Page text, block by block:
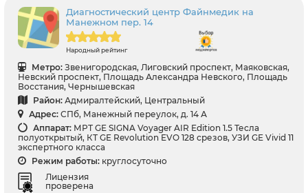
Диагностический центр Файнмедик на
Манежном пер. 14
Народный рейтинг
Метро: Звенигородская, Лиговский проспект, Маяковская,
Невский проспект, Площадь Александра Невского, Площадь
Восстания, Чернышевская
Район: Адмиралтейский, Центральный
Адрес: СПб, Манежный переулок, д. 14 А
Аппарат: МРТ GE SIGNA Voyager AIR Edition 1.5 Тесла
полуоткрытый, КТ GE Revolution EVO 128 срезов, УЗИ GE Vivid 11
экспертного класса
Режим работы: круглосуточно
Лицензия
проверена